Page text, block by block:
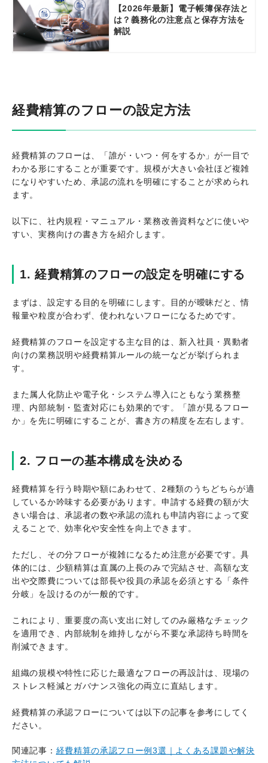
【2026年最新】電子帳簿保存法と
は？義務化の注意点と保存方法を
解説
経費精算のフローの設定方法
経費精算のフローは、「誰が・いつ・何をするか」が一目で
わかる形にすることが重要です。規模が大きい会社ほど複雑
になりやすいため、承認の流れを明確にすることが求められ
ます。
以下に、社内規程・マニュアル・業務改善資料などに使いや
すい、実務向けの書き方を紹介します。
1. 経費精算のフローの設定を明確にする
まずは、設定する目的を明確にします。目的が曖昧だと、情
報量や粒度が合わず、使われないフローになるためです。
経費精算のフローを設定する主な目的は、新入社員・異動者
向けの業務説明や経費精算ルールの統一などが挙げられま
す。
また属人化防止や電子化・システム導入にともなう業務整
理、内部統制・監査対応にも効果的です。「誰が見るフロー
か」を先に明確にすることが、書き方の精度を左右します。
2. フローの基本構成を決める
経費精算を行う時期や額にあわせて、2種類のうちどちらが適
しているか吟味する必要があります。申請する経費の額が大
きい場合は、承認者の数や承認の流れも申請内容によって変
えることで、効率化や安全性を向上できます。
ただし、その分フローが複雑になるため注意が必要です。具
体的には、少額精算は直属の上長のみで完結させ、高額な支
出や交際費については部長や役員の承認を必須とする「条件
分岐」を設けるのが一般的です。
これにより、重要度の高い支出に対してのみ厳格なチェック
を適用でき、内部統制を維持しながら不要な承認待ち時間を
削減できます。
組織の規模や特性に応じた最適なフローの再設計は、現場の
ストレス軽減とガバナンス強化の両立に直結します。
経費精算の承認フローについては以下の記事を参考にしてく
ださい。
関連記事： 経費精算の承認フロー例3選｜よくある課題や解決